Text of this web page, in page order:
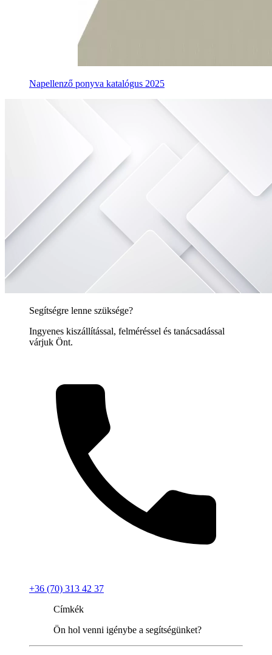
Napellenző ponyva katalógus 2025
Segítségre lenne szüksége?
Ingyenes kiszállítással, felméréssel és tanácsadással
várjuk Önt.
+36 (70) 313 42 37
Címkék
Ön hol venni igénybe a segítségünket?